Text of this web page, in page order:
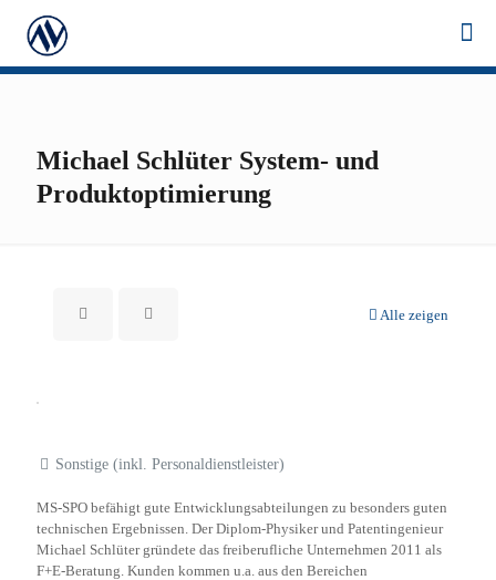
Michael Schlüter System- und
Produktoptimierung
Alle zeigen
Sonstige (inkl. Personaldienstleister)
MS-SPO befähigt gute Entwicklungsabteilungen zu besonders guten
technischen Ergebnissen. Der Diplom-Physiker und Patentingenieur
Michael Schlüter gründete das freiberufliche Unternehmen 2011 als
F+E-Beratung. Kunden kommen u.a. aus den Bereichen